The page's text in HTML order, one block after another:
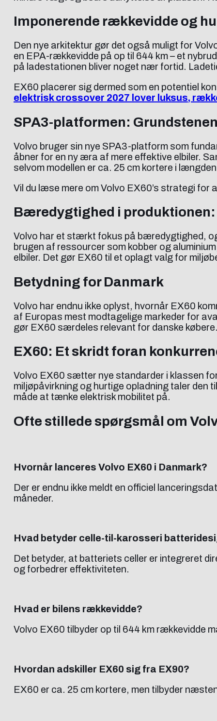
Imponerende rækkevidde og
Den nye arkitektur gør det også muligt for
en EPA-rækkevidde på op til 644 km – et
på ladestationen bliver noget nær fortid.
EX60 placerer sig dermed som en potentiel
elektrisk crossover 2027 lover luksus,
SPA3-platformen:
Volvo bruger sin nye SPA3-platform som
åbner for en ny æra af mere effektive elbiler.
selvom modellen er ca. 25 cm kortere i
Vil du læse mere om Volvo EX60’s strategi
Bæredygtighed i produktionen:
Volvo har et stærkt fokus på bæredygtighed,
brugen af ressourcer som kobber og
elbiler. Det gør EX60 til et oplagt valg for
Betydning for Danmark
Volvo har endnu ikke oplyst, hvornår EX60
af Europas mest modtagelige markeder for
gør EX60 særdeles relevant for danske
EX60: Et skridt foran
Volvo EX60 sætter nye standarder i klassen
miljøpåvirkning og hurtige opladning taler den
måde at tænke elektrisk mobilitet på.
Ofte stillede spørgsmål om
Hvornår lanceres Volvo EX60 i Danmark?
Der er endnu ikke meldt en officiel
måneder.
Hvad betyder celle-til-karosseri
Det betyder, at batteriets celler er integreret
og forbedrer effektiviteten.
Hvad er bilens rækkevidde?
Volvo EX60 tilbyder op til 644 km rækkevidde
Hvordan adskiller EX60 sig fra EX90?
EX60 er ca. 25 cm kortere, men tilbyder